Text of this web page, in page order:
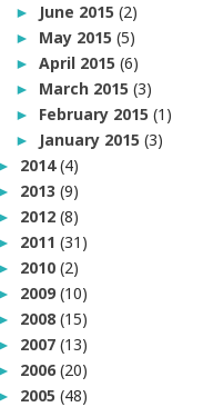
► June 2015(2)
► May 2015(5)
►April 2015(6)
► March 2015(3)
► February 2015(1)
► January 2015(3)
2014(4)
2013(9)
2012(8)
2011(31)
2010(2)
2009(10)
2008(15)
2007(13)
2006(20)
2005(48)